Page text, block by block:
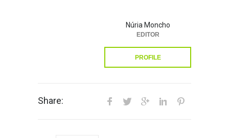
Núria Moncho
EDITOR
PROFILE
Share: